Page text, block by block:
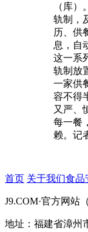
（库
轨制，
历、供
息，自
这一系
轨制放
一家供
容不得
又严、
每一餐
赖。记
首页 关于我们食品
J9.COM·官方网站
地址：福建省漳州